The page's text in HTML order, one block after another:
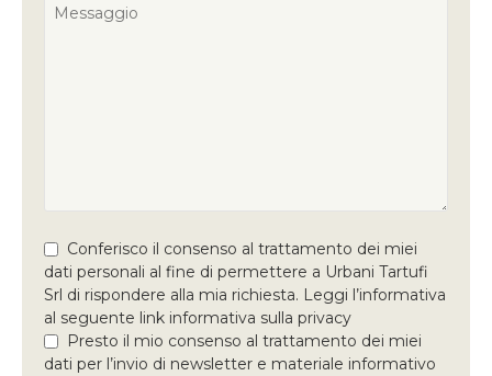
Conferisco il consenso al trattamento dei miei
dati personali al fine di permettere a Urbani Tartufi
Srl di rispondere alla mia richiesta. Leggi l’informativa
al seguente link informativa sulla privacy
Presto il mio consenso al trattamento dei miei
dati per l’invio di newsletter e materiale informativo